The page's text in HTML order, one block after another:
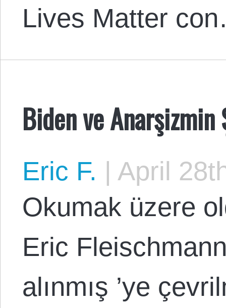
Lives Matter
Biden ve Anarşizmin
Eric F. | April
Okumak üzere
Eric
alınmış ’ye